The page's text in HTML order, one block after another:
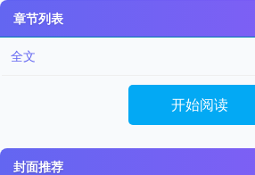
章节列表
全文
开始阅读
封面推荐